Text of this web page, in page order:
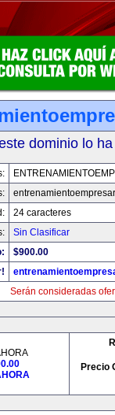
dominio lo
24 caracteres
Sin Clasificar
$900.00
Serán consideradas
Precio